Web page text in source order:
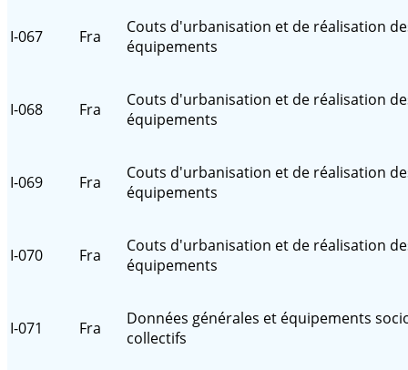
I-067 Fra
Couts d'urbanisation et de réalisation
équipements
I-068 Fra
Couts d'urbanisation et de réalisation
équipements
I-069 Fra
Couts d'urbanisation et de réalisation
équipements
I-070 Fra
Couts d'urbanisation et de réalisation
équipements
I-071 Fra
Données générales et équipements
collectifs